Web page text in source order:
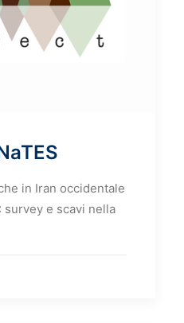
in Iran occidentale
survey e scavi nella